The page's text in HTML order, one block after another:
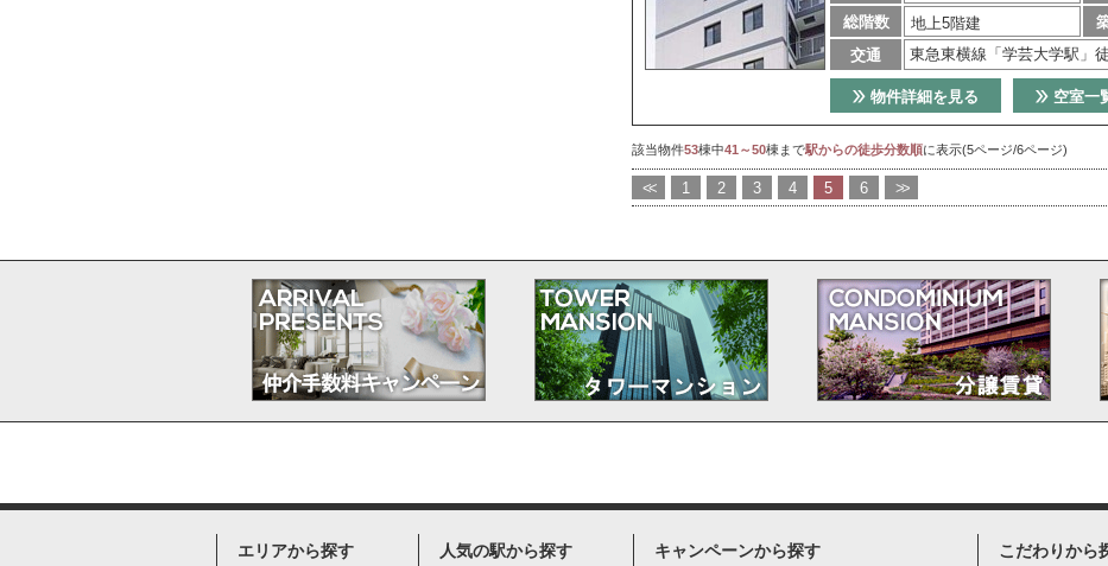
総階数
地上5階建
交通
東急東横線「学芸大学駅」
空室一
物件詳細を見る
該当物件53棟中41～50棟まで駅からの徒歩分数順に表示(5ページ/6ページ)
<< 1 2 3 4 5 6 >>
エリアから探す 人気の駅から探す キャンペーンから探す こだわりから